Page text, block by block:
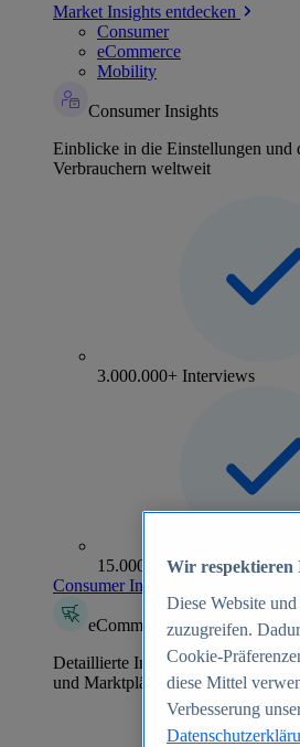
Market Insights entdecken
Consumer
eCommerce
Mobility
Consumer Insights
Einblicke in die Einstellungen und
Verbrauchern weltweit
3.000.000+ Interviews
15.000+ Marken
Consumer Insights entdecken
eCommerce Insights
Detaillierte Informationen zu mehr
und Marktplätzen
Wir respektieren
Diese Website und
zuzugreifen.
Cookie-
diese Mittel
Verbesserung